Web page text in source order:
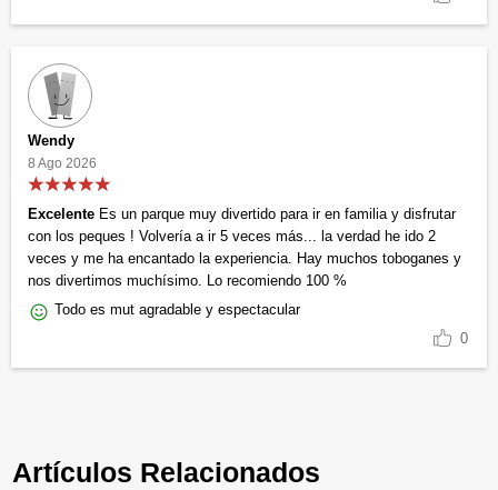
Wendy
8 Ago 2026
Excelente Es un parque muy divertido para ir en familia y disfrutar
con los peques ! Volvería a ir 5 veces más... la verdad he ido 2
veces y me ha encantado la experiencia. Hay muchos toboganes y
nos divertimos muchísimo. Lo recomiendo 100 %
Todo es mut agradable y espectacular
0
Artículos Relacionados